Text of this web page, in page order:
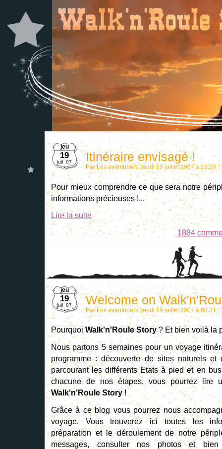
jeu
19
juil 07 Itinéraire envisagé !
Par Les aventuriers, jeudi 19 juillet 2007 à 23:29::
Pour mieux comprendre ce que sera notre
informations précieuses !...
Lire la suite
1884
jeu
19
juil 07 Welcome on
Par Les aventuriers, jeudi 19 juillet 2007 à 00:31::
PourquoiWalk'n'Roule Story? Et bien voilà la
Nous partons 5 semaines pour un voyage
programme : découverte de sites naturels
parcourant les différents Etats à pied et en
chacune de nos étapes, vous pourrez lire
Walk'n'Roule Story!
Grâce à ce blog vous pourrez nous
voyage. Vous trouverez ici toutes les
préparation et le déroulement de notre
messages, consulter nos photos et